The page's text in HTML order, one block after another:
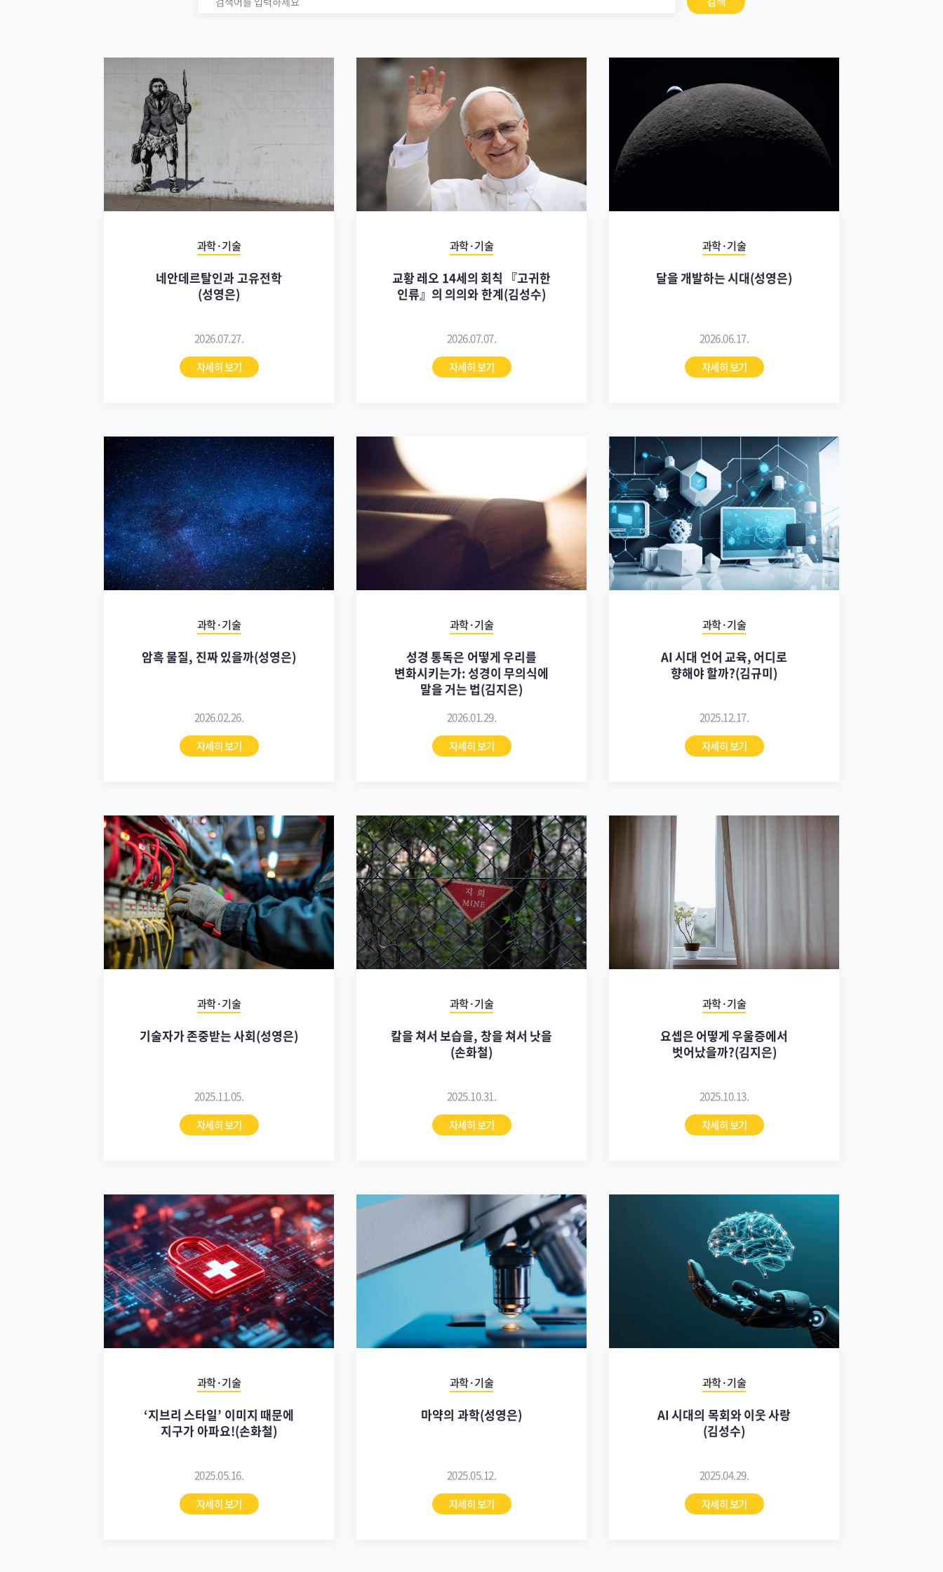
과학·기술
네안데르탈인과 고유전학
(성영은)
2026.07.27.
자세히 보기
과학·기술
교황 레오 14세의 회칙 『고귀한
인류』의 의의와 한계(김성수)
2026.07.07.
자세히 보기
과학·기술
달을 개발하는 시대(성영은)
2026.06.17.
자세히 보기
과학·기술
암흑 물질, 진짜 있을까(성영은)
2026.02.26.
자세히 보기
과학·기술
성경 통독은 어떻게 우리를
변화시키는가: 성경이 무의식에
말을 거는 법(김지은)
2026.01.29.
자세히 보기
과학·기술
AI 시대 언어 교육, 어디로
향해야 할까?(김규미)
2025.12.17.
자세히 보기
과학·기술
기술자가 존중받는 사회(성영은)
2025.11.05.
자세히 보기
과학·기술
칼을 쳐서 보습을, 창을 쳐서 낫을
(손화철)
2025.10.31.
자세히 보기
과학·기술
요셉은 어떻게 우울증에서
벗어났을까?(김지은)
2025.10.13.
자세히 보기
과학·기술
‘지브리 스타일’ 이미지 때문에
지구가 아파요!(손화철)
2025.05.16.
자세히 보기
과학·기술
마약의 과학(성영은)
2025.05.12.
자세히 보기
과학·기술
AI 시대의 목회와 이웃 사랑
(김성수)
2025.04.29.
자세히 보기